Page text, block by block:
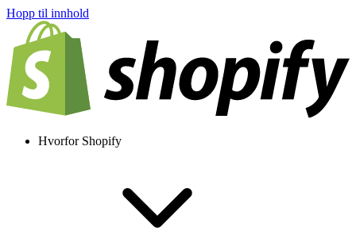
Hopp til innhold
Hvorfor Shopify